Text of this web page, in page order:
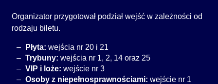
Organizator przygotował podział wejść w zależności od
rodzaju biletu.
Płyta: wejścia nr 20 i 21
Trybuny: wejścia nr 1, 2, 14 oraz 25
VIP i loże: wejście nr 3
Osoby z niepełnosprawnościami: wejście nr 1